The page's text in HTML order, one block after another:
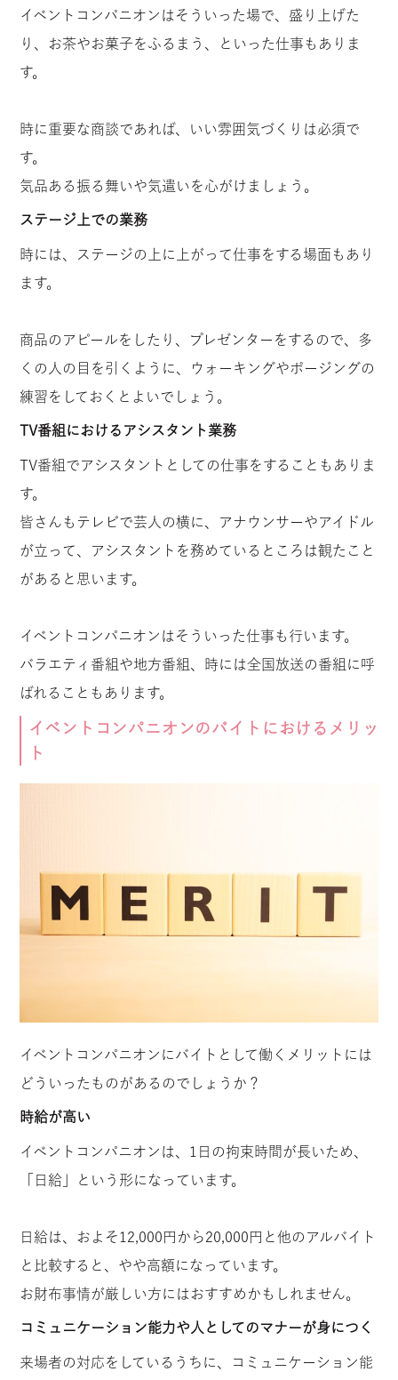
イベントコンパニオンはそういった場で、盛り上げた
り、お茶やお菓子をふるまう、といった仕事もありま
す。
時に重要な商談であれば、いい雰囲気づくりは必須で
す。
気品ある振る舞いや気遣いを心がけましょう。
ステージ上での業務
時には、ステージの上に上がって仕事をする場面もあり
ます。
商品のアピールをしたり、プレゼンターをするので、多
くの人の目を引くように、ウォーキングやポージングの
練習をしておくとよいでしょう。
TV番組におけるアシスタント業務
TV番組でアシスタントとしての仕事をすることもありま
す。
皆さんもテレビで芸人の横に、アナウンサーやアイドル
が立って、アシスタントを務めているところは観たこと
があると思います。
イベントコンパニオンはそういった仕事も行います。
バラエティ番組や地方番組、時には全国放送の番組に呼
ばれることもあります。
イベントコンパニオンのバイトにおけるメリッ
ト
イベントコンパニオンにバイトとして働くメリットには
どういったものがあるのでしょうか？
時給が高い
イベントコンパニオンは、1日の拘束時間が長いため、
「日給」という形になっています。
日給は、およそ12,000円から20,000円と他のアルバイト
と比較すると、やや高額になっています。
お財布事情が厳しい方にはおすすめかもしれません。
コミュニケーション能力や人としてのマナーが身につく
来場者の対応をしているうちに、コミュニケーション能